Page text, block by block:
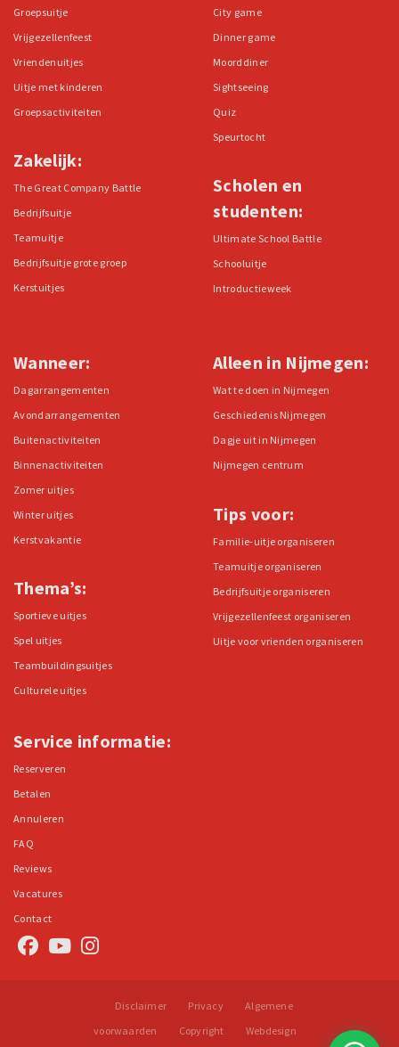
Groepsuitje
Vrijgezellenfeest
Vriendenuitjes
Uitje met kinderen
Groepsactiviteiten
Zakelijk:
The Great Company Battle
Bedrijfsuitje
Teamuitje
Bedrijfsuitje grote groep
Kerstuitjes
City game
Dinner game
Moorddiner
Sightseeing
Quiz
Speurtocht
Scholen en
studenten:
Ultimate School Battle
Schooluitje
Introductieweek
Wanneer:
Dagarrangementen
Avondarrangementen
Buitenactiviteiten
Binnenactiviteiten
Zomer uitjes
Winter uitjes
Kerstvakantie
Thema’s:
Sportieve uitjes
Spel uitjes
Teambuildingsuitjes
Culturele uitjes
Alleen in Nijmegen:
Wat te doen in Nijmegen
Geschiedenis Nijmegen
Dagje uit in Nijmegen
Nijmegen centrum
Tips voor:
Familie-uitje organiseren
Teamuitje organiseren
Bedrijfsuitje organiseren
Vrijgezellenfeest organiseren
Uitje voor vrienden organiseren
Service informatie:
Reserveren
Betalen
Annuleren
FAQ
Reviews
Vacatures
Contact
Disclaimer Privacy
Algemene
voorwaarden
Copyright Webdesign